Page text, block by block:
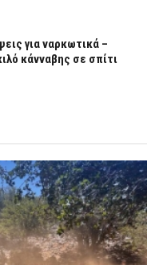
για ναρκωτικά –
κάνναβης σε σπίτι